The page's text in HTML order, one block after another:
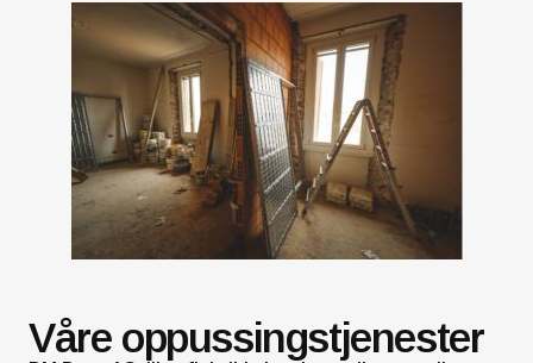
Våre oppussingstjenester